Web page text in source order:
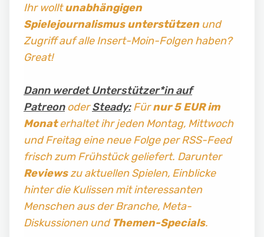
Ihr wolltunabhängigen
Spielejournalismus unterstützenund
Zugriff auf alle Insert-Moin-Folgen haben?
Great!
Dann werdet Unterstützer*in auf
PatreonoderSteady:Fürnur 5 EUR im
Monaterhaltet ihr jeden Montag, Mittwoch
und Freitag eine neue Folge per RSS-Feed
frisch zum Frühstück geliefert. Darunter
Reviewszu aktuellen Spielen, Einblicke
hinter die Kulissen mit interessanten
Menschen aus der Branche, Meta-
Diskussionen und Themen-Specials.